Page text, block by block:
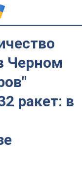
Черном
ракет: в